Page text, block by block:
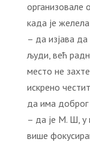
организовале
када је
– да изјава
људи, већ
место не
искрено
да има доброг
– да је М. Ш, у
више